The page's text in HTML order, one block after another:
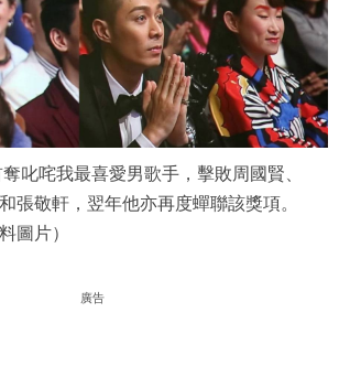
叱咤我最喜愛男歌手，擊敗周國賢、
張敬軒，翌年他亦再度蟬聯該獎項。
圖片）
廣告